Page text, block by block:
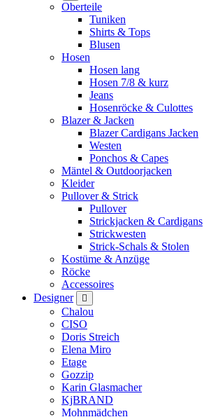
Oberteile
Tuniken
Shirts & Tops
Blusen
Hosen
Hosen lang
Hosen 7/8 & kurz
Jeans
Hosenröcke & Culottes
Blazer & Jacken
Blazer Cardigans Jacken
Westen
Ponchos & Capes
Mäntel & Outdoorjacken
Kleider
Pullover & Strick
Pullover
Strickjacken & Cardigans
Strickwesten
Strick-Schals & Stolen
Kostüme & Anzüge
Röcke
Accessoires
Designer
Chalou
CISO
Doris Streich
Elena Miro
Etage
Gozzip
Karin Glasmacher
KjBRAND
Mohnmädchen